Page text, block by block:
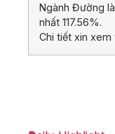
Ngành Đường
nhất 117.56%.
Chi tiết xin